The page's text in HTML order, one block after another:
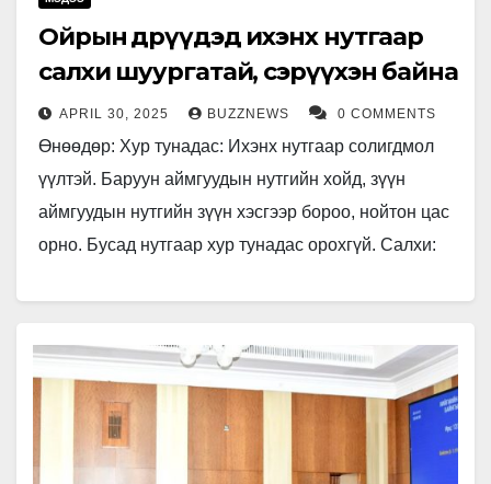
Ойрын өдрүүдэд ихэнх нутгаар
салхи шуургатай, сэрүүхэн байна
APRIL 30, 2025 BUZZNEWS 0 COMMENTS
Өнөөдөр: Хур тунадас: Ихэнх нутгаар солигдмол
үүлтэй. Баруун аймгуудын нутгийн хойд, зүүн
аймгуудын нутгийн зүүн хэсгээр бороо, нойтон цас
орно. Бусад нутгаар хур тунадас орохгүй. Салхи: